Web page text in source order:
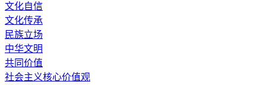
文化自信
文化传承
民族立场
中华文明
共同价值
社会主义核心价值观